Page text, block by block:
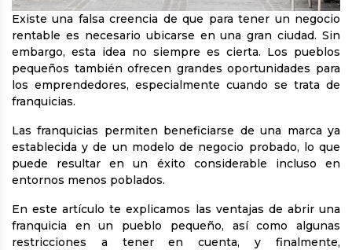
Existe una falsa creencia de que para tener un negocio
rentable es necesario ubicarse en una gran ciudad. Sin
embargo, esta idea no siempre es cierta. Los pueblos
pequeños también ofrecen grandes oportunidades para
los emprendedores, especialmente cuando se trata de
franquicias.
Las franquicias permiten beneficiarse de una marca ya
establecida y de un modelo de negocio probado, lo que
puede resultar en un éxito considerable incluso en
entornos menos poblados.
En este artículo te explicamos las ventajas de abrir una
franquicia en un pueblo pequeño, así como algunas
restricciones a tener en cuenta, y finalmente,